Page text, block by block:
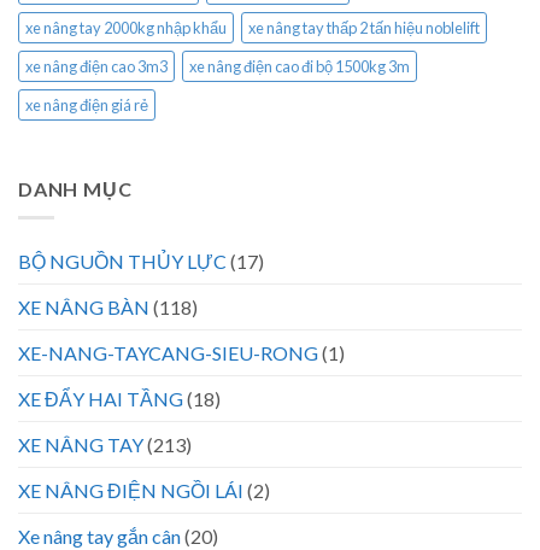
xe nâng tay 2000kg nhập khẩu
xe nâng tay thấp 2 tấn hiệu noblelift
xe nâng điện cao 3m3
xe nâng điện cao đi bộ 1500kg 3m
xe nâng điện giá rẻ
DANH MỤC
BỘ NGUỒN THỦY LỰC (17)
XE NÂNG BÀN (118)
XE-NANG-TAYCANG-SIEU-RONG(1)
XE ĐẨY HAI TẦNG(18)
XE NÂNG TAY(213)
XE NÂNG ĐIỆN NGỒI LÁI (2)
Xe nâng tay gắn cân(20)